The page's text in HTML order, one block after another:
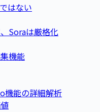
はない
Soraは厳格化
機能
機能の詳細解析